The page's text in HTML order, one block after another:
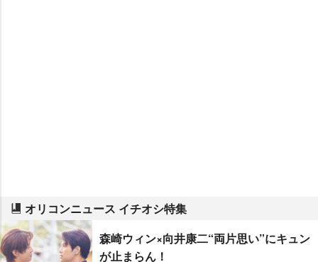
オリコンニュース イチオシ特集
森崎ウィン×向井康二“両片思い”にキュン
が止まらん！